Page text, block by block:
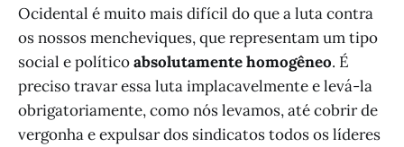
Ocidental é muito mais difícil do que a luta contra
os nossos mencheviques, que representam um tipo
social e políticoabsolutamente homogêneo. É
preciso travar essa luta implacavelmente e levá-la
obrigatoriamente, como nós levamos, até cobrir de
vergonha e expulsar dos sindicatos todos os líderes